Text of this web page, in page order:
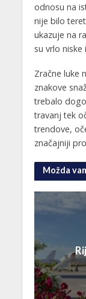
odnosu na
nije bilo
ukazuje na
su vrlo
Zračne luke
znakove
trebalo
travanj tek
trendove,
značajniji
Možda